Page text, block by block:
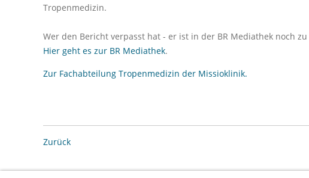
Tropenmedizin.
Wer den Bericht verpasst hat - er ist in der BR Mediathek noch zu
Hier geht es zur BR Mediathek.
Zur Fachabteilung Tropenmedizin der Missioklinik.
Zurück